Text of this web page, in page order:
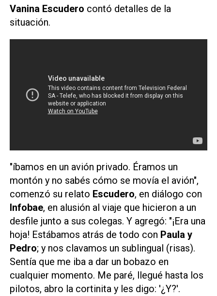
Vanina Escudero contó detalles de la
situación.
"íbamos en un avión privado. Éramos un
montón y no sabés cómo se movía el avión",
comenzó su relato Escudero, en diálogo con
Infobae, en alusión al viaje que hicieron a un
desfile junto a sus colegas. Y agregó: "¡Era una
hoja! Estábamos atrás de todo con Paula y
Pedro; y nos clavamos un sublingual (risas).
Sentía que me iba a dar un bobazo en
cualquier momento. Me paré, llegué hasta los
pilotos, abro la cortinita y les digo: '¿Y?'.